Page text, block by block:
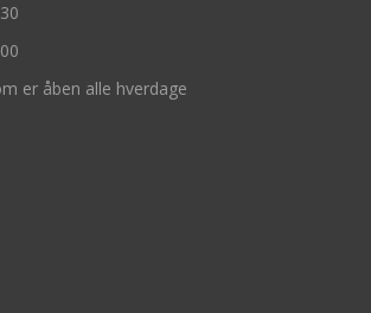
er åben alle hverdage